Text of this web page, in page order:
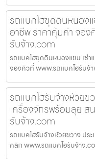
รถแบคโฮขุดดินหนอง
อาชีพ ราคาคุ้มค่า จอ
รับจ้าง.com
รถแบคโฮขุดดินหนองแขม เช่
จองคิวที่ www.รถแบคโฮรับจ้
รถแบคโฮรับจ้างห้วยข
เครื่องจักรพร้อมลุย ส
รับจ้าง.com
รถแบคโฮรับจ้างห้วยขวาง ปร
คลิก www.รถแบคโฮรับจ้าง